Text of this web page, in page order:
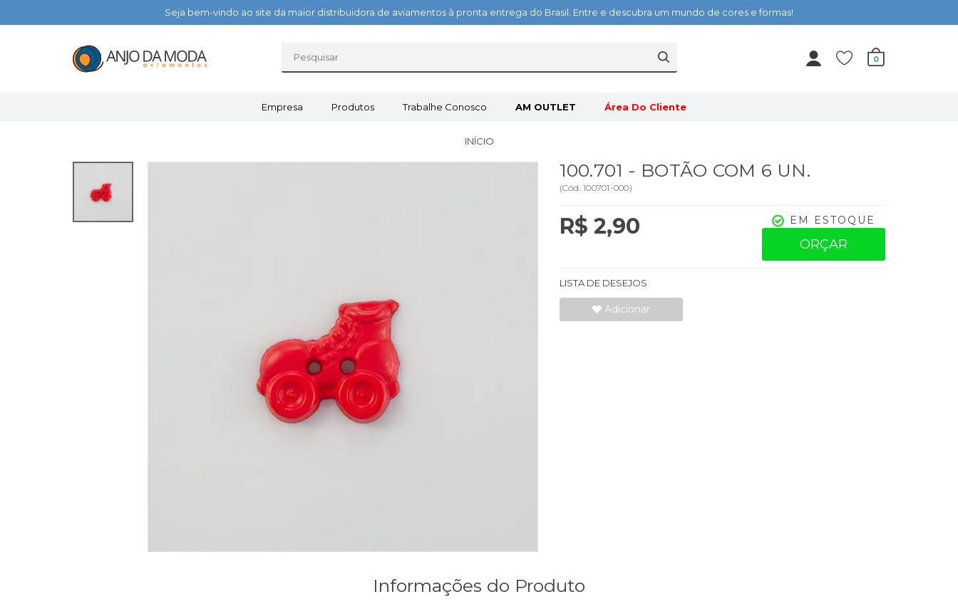
Seja bem-vindo ao site da maior distribuidora de aviamentos à pronta entrega do Brasil. Entre e descubra um mundo de cores e formas!
0
Empresa Produtos Trabalhe Conosco AM OUTLET Área Do Cliente
INÍCIO
100.701 - BOTÃO COM 6 UN.
(Cód. 100701-000)
R$ 2,90 EM ESTOQUE
ORÇAR
LISTA DE DESEJOS
Adicionar
Informações do Produto